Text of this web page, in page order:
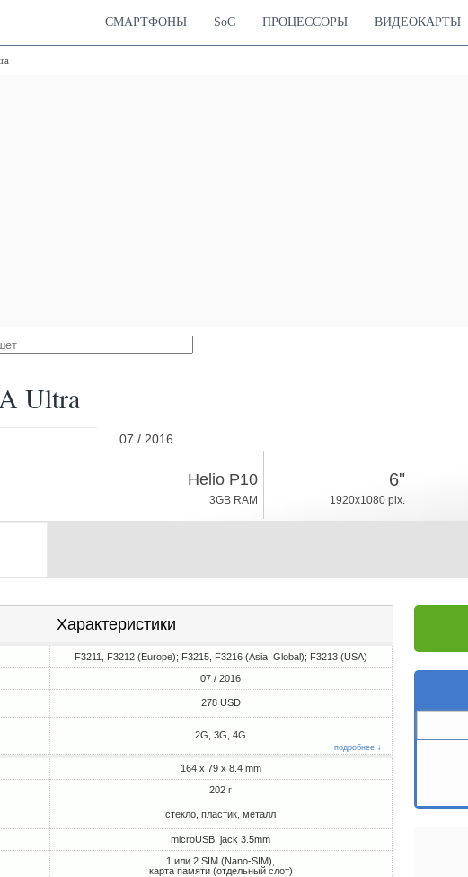
СМАРТФОНЫ SoC ПРОЦЕССОРЫ ВИДЕОКАРТЫ
Ultra
07 / 2016
Helio P10
3GB RAM
6"
1920x1080 pix.
Характеристики
F3211, F3212 (Europe); F3215, F3216 (Asia, Global); F3213 (USA)
07 / 2016
278 USD
2G, 3G, 4G
подробнее ↓
164 x 79 x 8.4 mm
202 г
стекло, пластик, металл
microUSB, jack 3.5mm
1 или 2 SIM (Nano-SIM),
карта памяти (отдельный слот)